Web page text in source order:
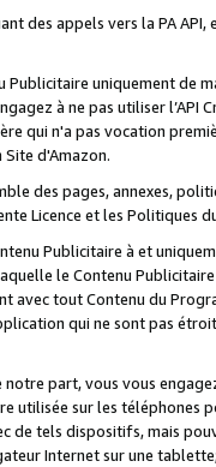
des appels vers la PA
Publicitaire uniquement de
à ne pas utiliser l’API
qui n'a pas vocation
d'Amazon.
des pages, annexes,
Licence et les Politiques
Publicitaire à et
le Contenu
avec tout Contenu du
qui ne sont pas
part, vous vous
utilisée sur les téléphones
de tels dispositifs, mais
Internet sur une